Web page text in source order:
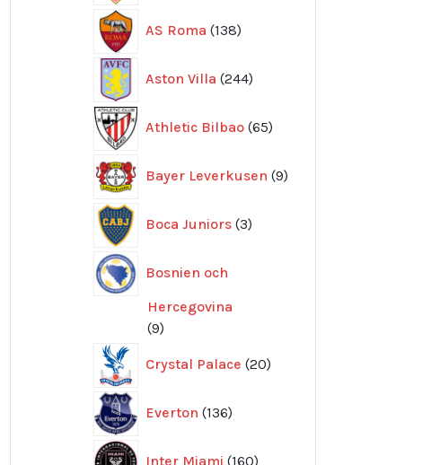
AS Roma 138
produkter
Aston Villa 244
produkter
Athletic Bilbao 65
produkter
Bayer Leverkusen 9
produkter
Boca Juniors 3
produkter
Bosnien och
Hercegovina
99
Crystal Palace 20
produkter
Everton 136
produkter
Inter Miami 160